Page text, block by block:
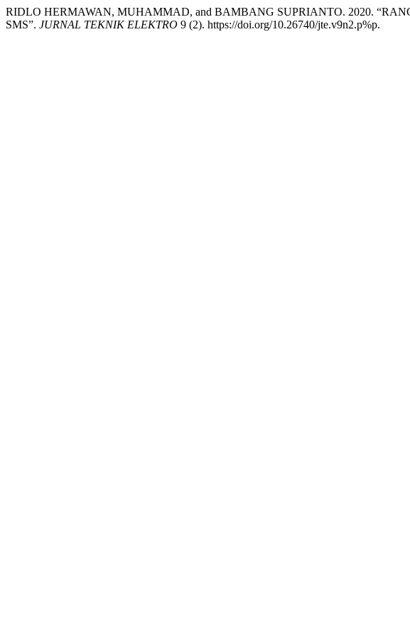
RIDLO HERMAWAN, MUHAMMAD, and BAMBANG SUPRIANTO. 2020.
SMS”. JURNAL TEKNIK ELEKTRO 9 (2). https://doi.org/10.26740/jte.v9n2.p%p.